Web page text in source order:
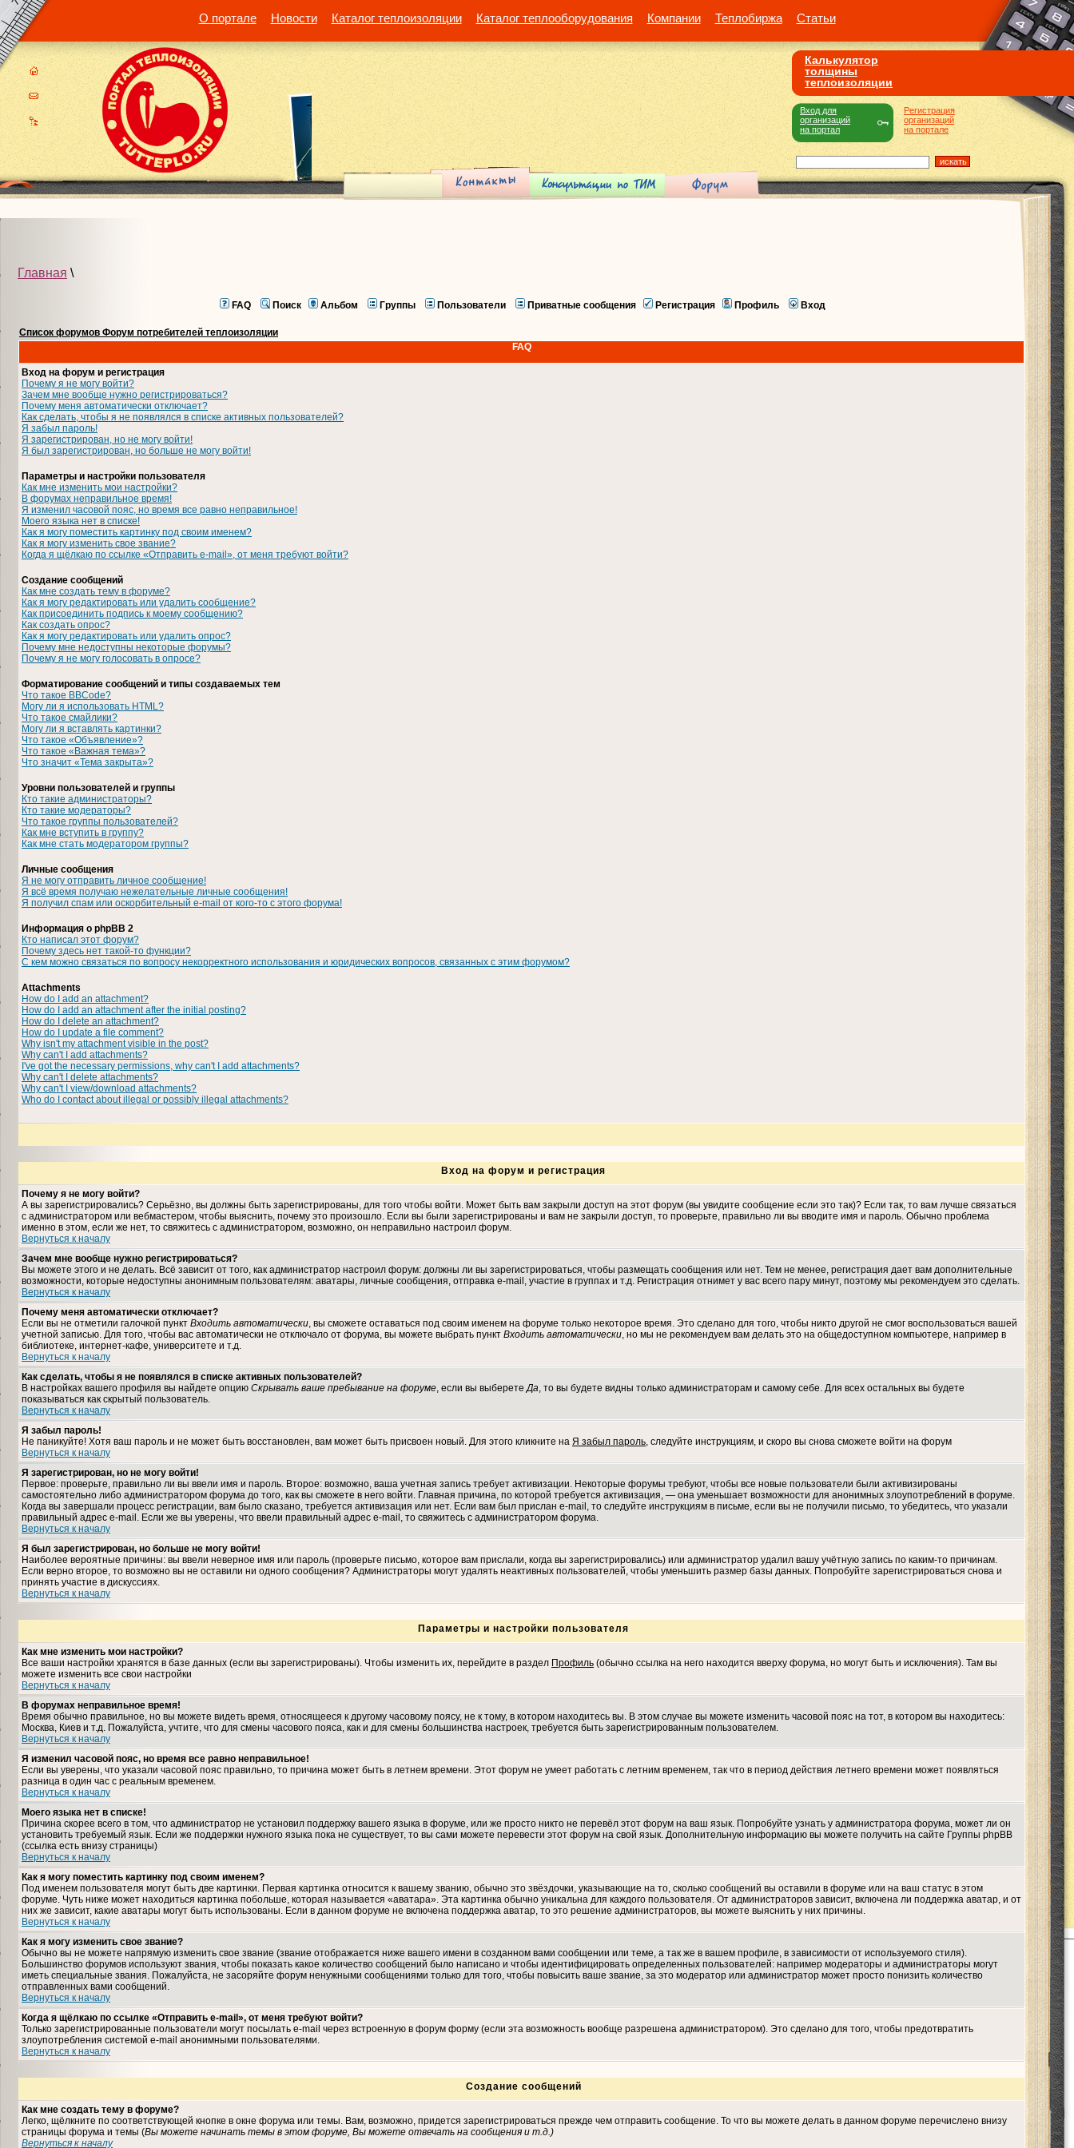
О портале Новости Каталог теплоизоляции Каталог теплооборудования Компании Теплобиржа Статьи
Калькулятор
толщины
теплоизоляции
Регистрация
организаций
на портале
Вход для
организаций
на портал
Главная \
FAQ Поиск Альбом Группы Пользователи Приватные сообщения Регистрация Профиль Вход
Список форумов Форум потребителей теплоизоляции
FAQ
Вход на форум и регистрация
Почему я не могу войти?
Зачем мне вообще нужно регистрироваться?
Почему меня автоматически отключает?
Как сделать, чтобы я не появлялся в списке активных пользователей?
Я забыл пароль!
Я зарегистрирован, но не могу войти!
Я был зарегистрирован, но больше не могу войти!
Параметры и настройки пользователя
Как мне изменить мои настройки?
В форумах неправильное время!
Я изменил часовой пояс, но время все равно неправильное!
Моего языка нет в списке!
Как я могу поместить картинку под своим именем?
Как я могу изменить свое звание?
Когда я щёлкаю по ссылке «Отправить e-mail», от меня требуют войти?
Создание сообщений
Как мне создать тему в форуме?
Как я могу редактировать или удалить сообщение?
Как присоединить подпись к моему сообщению?
Как создать опрос?
Как я могу редактировать или удалить опрос?
Почему мне недоступны некоторые форумы?
Почему я не могу голосовать в опросе?
Форматирование сообщений и типы создаваемых тем
Что такое BBCode?
Могу ли я использовать HTML?
Что такое смайлики?
Могу ли я вставлять картинки?
Что такое «Объявление»?
Что такое «Важная тема»?
Что значит «Тема закрыта»?
Уровни пользователей и группы
Кто такие администраторы?
Кто такие модераторы?
Что такое группы пользователей?
Как мне вступить в группу?
Как мне стать модератором группы?
Личные сообщения
Я не могу отправить личное сообщение!
Я всё время получаю нежелательные личные сообщения!
Я получил спам или оскорбительный e-mail от кого-то с этого форума!
Информация о phpBB 2
Кто написал этот форум?
Почему здесь нет такой-то функции?
С кем можно связаться по вопросу некорректного использования и юридических вопросов, связанных с этим форумом?
Attachments
How do I add an attachment?
How do I add an attachment after the initial posting?
How do I delete an attachment?
How do I update a file comment?
Why isn't my attachment visible in the post?
Why can't I add attachments?
I've got the necessary permissions, why can't I add attachments?
Why can't I delete attachments?
Why can't I view/download attachments?
Who do I contact about illegal or possibly illegal attachments?
Вход на форум и регистрация
Почему я не могу войти?
А вы зарегистрировались? Серьёзно, вы должны быть зарегистрированы, для того чтобы войти. Может быть вам закрыли доступ на этот форум (вы увидите сообщение если это так)? Если так, то вам лучше связаться
с администратором или вебмастером, чтобы выяснить, почему это произошло. Если вы были зарегистрированы и вам не закрыли доступ, то проверьте, правильно ли вы вводите имя и пароль. Обычно проблема
именно в этом, если же нет, то свяжитесь с администратором, возможно, он неправильно настроил форум.
Вернуться к началу
Зачем мне вообще нужно регистрироваться?
Вы можете этого и не делать. Всё зависит от того, как администратор настроил форум: должны ли вы зарегистрироваться, чтобы размещать сообщения или нет. Тем не менее, регистрация дает вам дополнительные
возможности, которые недоступны анонимным пользователям: аватары, личные сообщения, отправка e-mail, участие в группах и т.д. Регистрация отнимет у вас всего пару минут, поэтому мы рекомендуем это сделать.
Вернуться к началу
Почему меня автоматически отключает?
Если вы не отметили галочкой пункт Входить автоматически, вы сможете оставаться под своим именем на форуме только некоторое время. Это сделано для того, чтобы никто другой не смог воспользоваться вашей
учетной записью. Для того, чтобы вас автоматически не отключало от форума, вы можете выбрать пункт Входить автоматически, но мы не рекомендуем вам делать это на общедоступном компьютере, например в
библиотеке, интернет-кафе, университете и т.д.
Вернуться к началу
Как сделать, чтобы я не появлялся в списке активных пользователей?
В настройках вашего профиля вы найдете опцию Скрывать ваше пребывание на форуме, если вы выберетеДа, то вы будете видны только администраторам и самому себе. Для всех остальных вы будете
показываться как скрытый пользователь.
Вернуться к началу
Я забыл пароль!
Не паникуйте! Хотя ваш пароль и не может быть восстановлен, вам может быть присвоен новый. Для этого кликните на Я забыл пароль, следуйте инструкциям, и скоро вы снова сможете войти на форум
Вернуться к началу
Я зарегистрирован, но не могу войти!
Первое: проверьте, правильно ли вы ввели имя и пароль. Второе: возможно, ваша учетная запись требует активизации. Некоторые форумы требуют, чтобы все новые пользователи были активизированы
самостоятельно либо администратором форума до того, как вы сможете в него войти. Главная причина, по которой требуется активизация, — она уменьшает возможности для анонимных злоупотреблений в форуме.
Когда вы завершали процесс регистрации, вам было сказано, требуется активизация или нет. Если вам был прислан e-mail, то следуйте инструкциям в письме, если вы не получили письмо, то убедитесь, что указали
правильный адрес e-mail. Если же вы уверены, что ввели правильный адрес e-mail, то свяжитесь с администратором форума.
Вернуться к началу
Я был зарегистрирован, но больше не могу войти!
Наиболее вероятные причины: вы ввели неверное имя или пароль (проверьте письмо, которое вам прислали, когда вы зарегистрировались) или администратор удалил вашу учётную запись по каким-то причинам.
Если верно второе, то возможно вы не оставили ни одного сообщения? Администраторы могут удалять неактивных пользователей, чтобы уменьшить размер базы данных. Попробуйте зарегистрироваться снова и
принять участие в дискуссиях.
Вернуться к началу
Параметры и настройки пользователя
Как мне изменить мои настройки?
Все ваши настройки хранятся в базе данных (если вы зарегистрированы). Чтобы изменить их, перейдите в раздел Профиль (обычно ссылка на него находится вверху форума, но могут быть и исключения). Там вы
можете изменить все свои настройки
Вернуться к началу
В форумах неправильное время!
Время обычно правильное, но вы можете видеть время, относящееся к другому часовому поясу, не к тому, в котором находитесь вы. В этом случае вы можете изменить часовой пояс на тот, в котором вы находитесь:
Москва, Киев и т.д. Пожалуйста, учтите, что для смены часового пояса, как и для смены большинства настроек, требуется быть зарегистрированным пользователем.
Вернуться к началу
Я изменил часовой пояс, но время все равно неправильное!
Если вы уверены, что указали часовой пояс правильно, то причина может быть в летнем времени. Этот форум не умеет работать с летним временем, так что в период действия летнего времени может появляться
разница в один час с реальным временем.
Вернуться к началу
Моего языка нет в списке!
Причина скорее всего в том, что администратор не установил поддержку вашего языка в форуме, или же просто никто не перевёл этот форум на ваш язык. Попробуйте узнать у администратора форума, может ли он
установить требуемый язык. Если же поддержки нужного языка пока не существует, то вы сами можете перевести этот форум на свой язык. Дополнительную информацию вы можете получить на сайте Группы phpBB
(ссылка есть внизу страницы)
Вернуться к началу
Как я могу поместить картинку под своим именем?
Под именем пользователя могут быть две картинки. Первая картинка относится к вашему званию, обычно это звёздочки, указывающие на то, сколько сообщений вы оставили в форуме или на ваш статус в этом
форуме. Чуть ниже может находиться картинка побольше, которая называется «аватара». Эта картинка обычно уникальна для каждого пользователя. От администраторов зависит, включена ли поддержка аватар, и от
них же зависит, какие аватары могут быть использованы. Если в данном форуме не включена поддержка аватар, то это решение администраторов, вы можете выяснить у них причины.
Вернуться к началу
Как я могу изменить свое звание?
Обычно вы не можете напрямую изменить свое звание (звание отображается ниже вашего имени в созданном вами сообщении или теме, а так же в вашем профиле, в зависимости от используемого стиля).
Большинство форумов используют звания, чтобы показать какое количество сообщений было написано и чтобы идентифицировать определенных пользователей: например модераторы и администраторы могут
иметь специальные звания. Пожалуйста, не засоряйте форум ненужными сообщениями только для того, чтобы повысить ваше звание, за это модератор или администратор может просто понизить количество
отправленных вами сообщений.
Вернуться к началу
Когда я щёлкаю по ссылке «Отправить e-mail», от меня требуют войти?
Только зарегистрированные пользователи могут посылать e-mail через встроенную в форум форму (если эта возможность вообще разрешена администратором). Это сделано для того, чтобы предотвратить
злоупотребления системой e-mail анонимными пользователями.
Вернуться к началу
Создание сообщений
Как мне создать тему в форуме?
Легко, щёлкните по соответствующей кнопке в окне форума или темы. Вам, возможно, придется зарегистрироваться прежде чем отправить сообщение. То что вы можете делать в данном форуме перечислено внизу
страницы форума и темы (Вы можете начинать темы в этом форуме, Вы можете отвечать на сообщения и т.д.)
Вернуться к началу